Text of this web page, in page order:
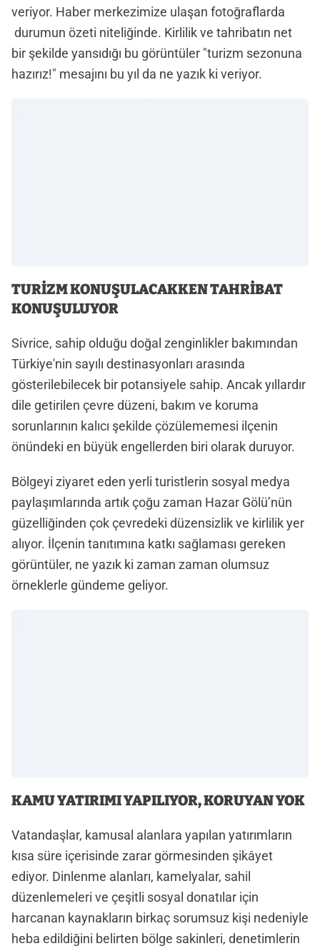
veriyor. Haber merkezimize ulaşan fotoğraflarda
durumun özeti niteliğinde. Kirlilik ve tahribatın net
bir şekilde yansıdığı bu görüntüler "turizm sezonuna
hazırız!" mesajını bu yıl da ne yazık ki veriyor.
TURİZM KONUŞULACAKKEN TAHRİBAT
KONUŞULUYOR
Sivrice, sahip olduğu doğal zenginlikler bakımından
Türkiye'nin sayılı destinasyonları arasında
gösterilebilecek bir potansiyele sahip. Ancak yıllardır
dile getirilen çevre düzeni, bakım ve koruma
sorunlarının kalıcı şekilde çözülememesi ilçenin
önündeki en büyük engellerden biri olarak duruyor.
Bölgeyi ziyaret eden yerli turistlerin sosyal medya
paylaşımlarında artık çoğu zaman Hazar Gölü’nün
güzelliğinden çok çevredeki düzensizlik ve kirlilik yer
alıyor. İlçenin tanıtımına katkı sağlaması gereken
görüntüler, ne yazık ki zaman zaman olumsuz
örneklerle gündeme geliyor.
KAMU YATIRIMI YAPILIYOR, KORUYAN YOK
Vatandaşlar, kamusal alanlara yapılan yatırımların
kısa süre içerisinde zarar görmesinden şikâyet
ediyor. Dinlenme alanları, kamelyalar, sahil
düzenlemeleri ve çeşitli sosyal donatılar için
harcanan kaynakların birkaç sorumsuz kişi nedeniyle
heba edildiğini belirten bölge sakinleri, denetimlerin